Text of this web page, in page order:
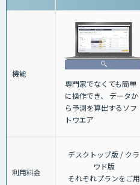
機能
専門家でなくても簡単
に操作でき、 データか
ら予測を算出するソフ
トウエア
利用料金
デスクトップ版 / クラ
ウド版
それぞれプランをご用